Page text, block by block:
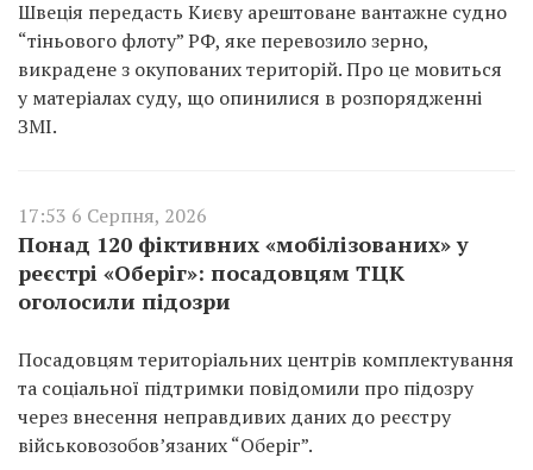
Швеція передасть Києву арештоване вантажне судно
“тіньового флоту” РФ, яке перевозило зерно,
викрадене з окупованих територій. Про це мовиться
у матеріалах суду, що опинилися в розпорядженні
ЗМІ.
17:53 6 Серпня, 2026
Понад 120 фіктивних «мобілізованих» у
реєстрі «Оберіг»: посадовцям ТЦК
оголосили підозри
Посадовцям територіальних центрів комплектування
та соціальної підтримки повідомили про підозру
через внесення неправдивих даних до реєстру
військовозобов’язаних “Оберіг”.